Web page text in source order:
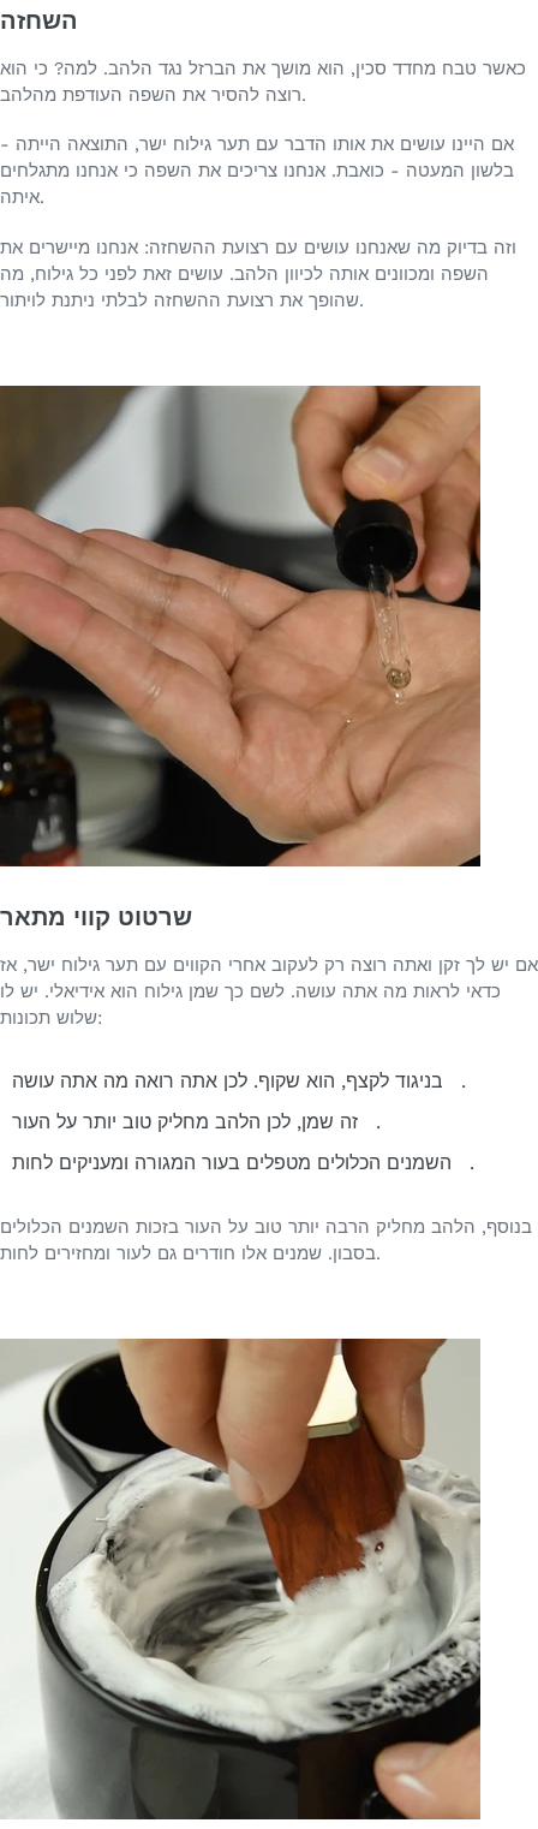
השחזה
כאשר טבח מחדד סכין, הוא מושך את הברזל נגד הלהב. למה? כי הוא
רוצה להסיר את השפה העודפת מהלהב.
אם היינו עושים את אותו הדבר עם תער גילוח ישר, התוצאה הייתה -
בלשון המעטה - כואבת. אנחנו צריכים את השפה כי אנחנו מתגלחים
איתה.
וזה בדיוק מה שאנחנו עושים עם רצועת ההשחזה: אנחנו מיישרים את
השפה ומכוונים אותה לכיוון הלהב. עושים זאת לפני כל גילוח, מה
שהופך את רצועת ההשחזה לבלתי ניתנת לויתור.
שרטוט קווי מתאר
אם יש לך זקן ואתה רוצה רק לעקוב אחרי הקווים עם תער גילוח ישר, אז
כדאי לראות מה אתה עושה. לשם כך שמן גילוח הוא אידיאלי. יש לו
שלוש תכונות:
בניגוד לקצף, הוא שקוף. לכן אתה רואה מה אתה עושה.
זה שמן, לכן הלהב מחליק טוב יותר על העור.
השמנים הכלולים מטפלים בעור המגורה ומעניקים לחות.
בנוסף, הלהב מחליק הרבה יותר טוב על העור בזכות השמנים הכלולים
בסבון. שמנים אלו חודרים גם לעור ומחזירים לחות.